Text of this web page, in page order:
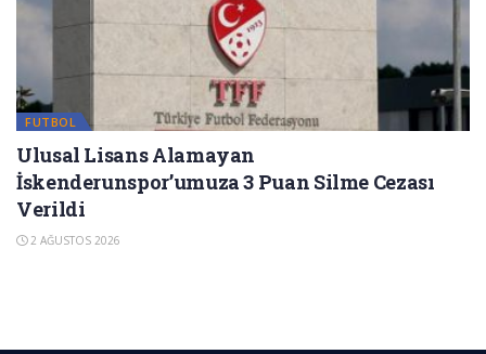
FUTBOL
Ulusal Lisans Alamayan
İskenderunspor’umuza 3 Puan Silme Cezası
Verildi
2 AĞUSTOS 2026